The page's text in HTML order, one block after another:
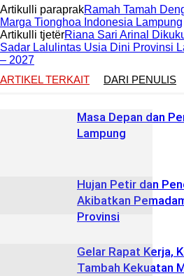
Artikulli paraprakRamah Tamah
Marga Tionghoa Indonesia Lampung
Artikulli tjetërRiana Sari Arinal
Sadar Lalulintas Usia Dini Provinsi
– 2027
ARTIKEL TERKAIT
DARI PENULIS
Masa Depan dan
Lampung
Hujan Petir dan
Akibatkan
Provinsi
Gelar Rapat Kerja,
Tambah Kekuatan